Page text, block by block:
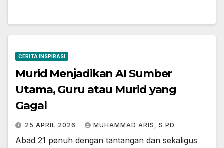
CERITA INSPIRASI
Murid Menjadikan AI Sumber
Utama, Guru atau Murid yang
Gagal
25 APRIL 2026 MUHAMMAD ARIS, S.PD.
Abad 21 penuh dengan tantangan dan sekaligus